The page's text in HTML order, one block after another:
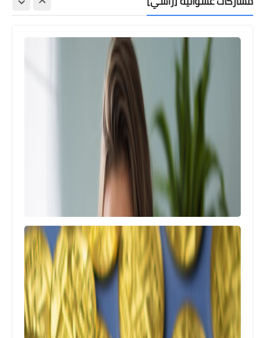
التجارة الاكترونية
أفكار لتجارة مربحة، سهلة ، ومضمونة،
وبرأس مال صغير
التجارة الاكترونية
ماهي العملات الرقمية وكيف يتم تداولها
والاستثمار فيها؟